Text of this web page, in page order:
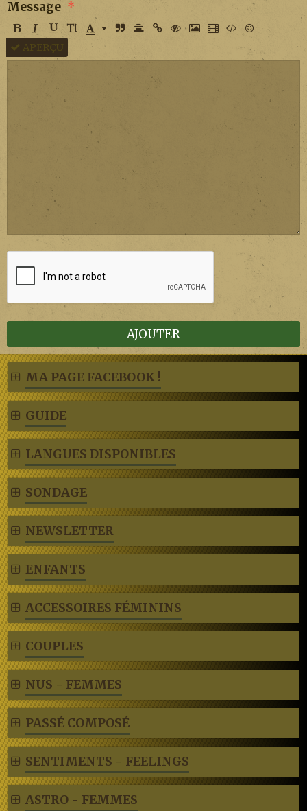
Message
APERÇU
AJOUTER
MA PAGE FACEBOOK !
GUIDE
LANGUES DISPONIBLES
SONDAGE
NEWSLETTER
ENFANTS
ACCESSOIRES FÉMININS
COUPLES
NUS - FEMMES
PASSÉ COMPOSÉ
SENTIMENTS - FEELINGS
ASTRO - FEMMES